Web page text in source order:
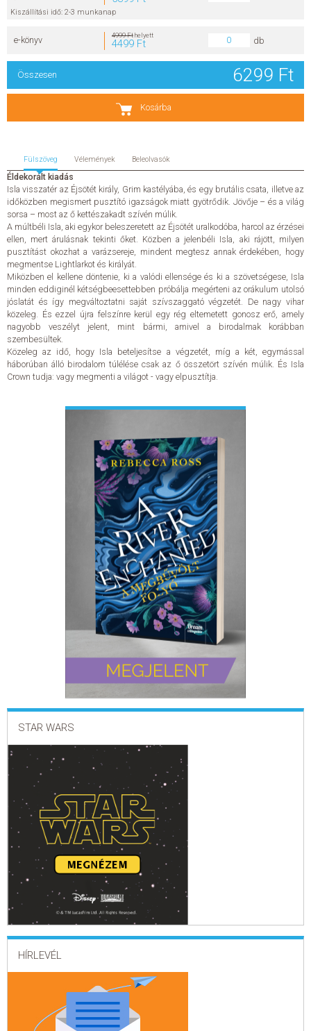
Kosárba
Kiszállítási idő: 2-3 munkanap
e-könyv 4999 Fthelyett
4499 Ft db
Összesen 6299 Ft
Fülszöveg Vélemények Beleolvasók
Éldekorált kiadás
Isla visszatér az Éjsötét király, Grim kastélyába, és egy brutális csata, illetve az
időközben megismert pusztító igazságok miatt gyötrődik. Jövője – és a világ
sorsa – most az ő kettészakadt szívén múlik.
A múltbéli Isla, aki egykor beleszeretett az Éjsötét uralkodóba, harcol az érzései
ellen, mert árulásnak tekinti őket. Közben a jelenbéli Isla, aki rájött, milyen
pusztítást okozhat a varázsereje, mindent megtesz annak érdekében, hogy
megmentse Lightlarkot és királyát.
Miközben el kellene döntenie, ki a valódi ellensége és ki a szövetségese, Isla
minden eddiginél kétségbeesettebben próbálja megérteni az orákulum utolsó
jóslatát és így megváltoztatni saját szívszaggató végzetét. De nagy vihar
közeleg. És ezzel újra felszínre kerül egy rég eltemetett gonosz erő, amely
nagyobb veszélyt jelent, mint bármi, amivel a birodalmak korábban
szembesültek.
Közeleg az idő, hogy Isla beteljesítse a végzetét, míg a két, egymással
háborúban álló birodalom túlélése csak az ő összetört szívén múlik. És Isla
Crown tudja: vagy megmenti a világot - vagy elpusztítja.
STAR WARS
HÍRLEVÉL
GYIK
SAJTÓANYAGOK
KAPCSOLAT
ELŐRENDELHETŐ KIADVÁNYOK
ÚJDONSÁGOK
ELŐRENDELÉSI TOPLISTA
KÍVÁNSÁG TOPLISTA
ELADÁSI SIKERLISTA
ÁLTALÁNOS SZERZŐDÉSI FELTÉTELEK